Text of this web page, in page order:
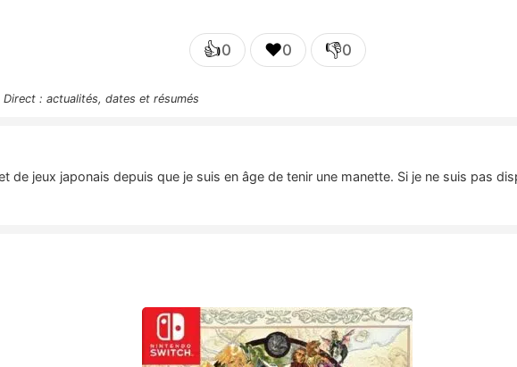
👍0 ❤️0 👎0
Direct : actualités, dates et résumés
de jeux japonais depuis que je suis en âge de tenir une manette. Si je ne suis pas